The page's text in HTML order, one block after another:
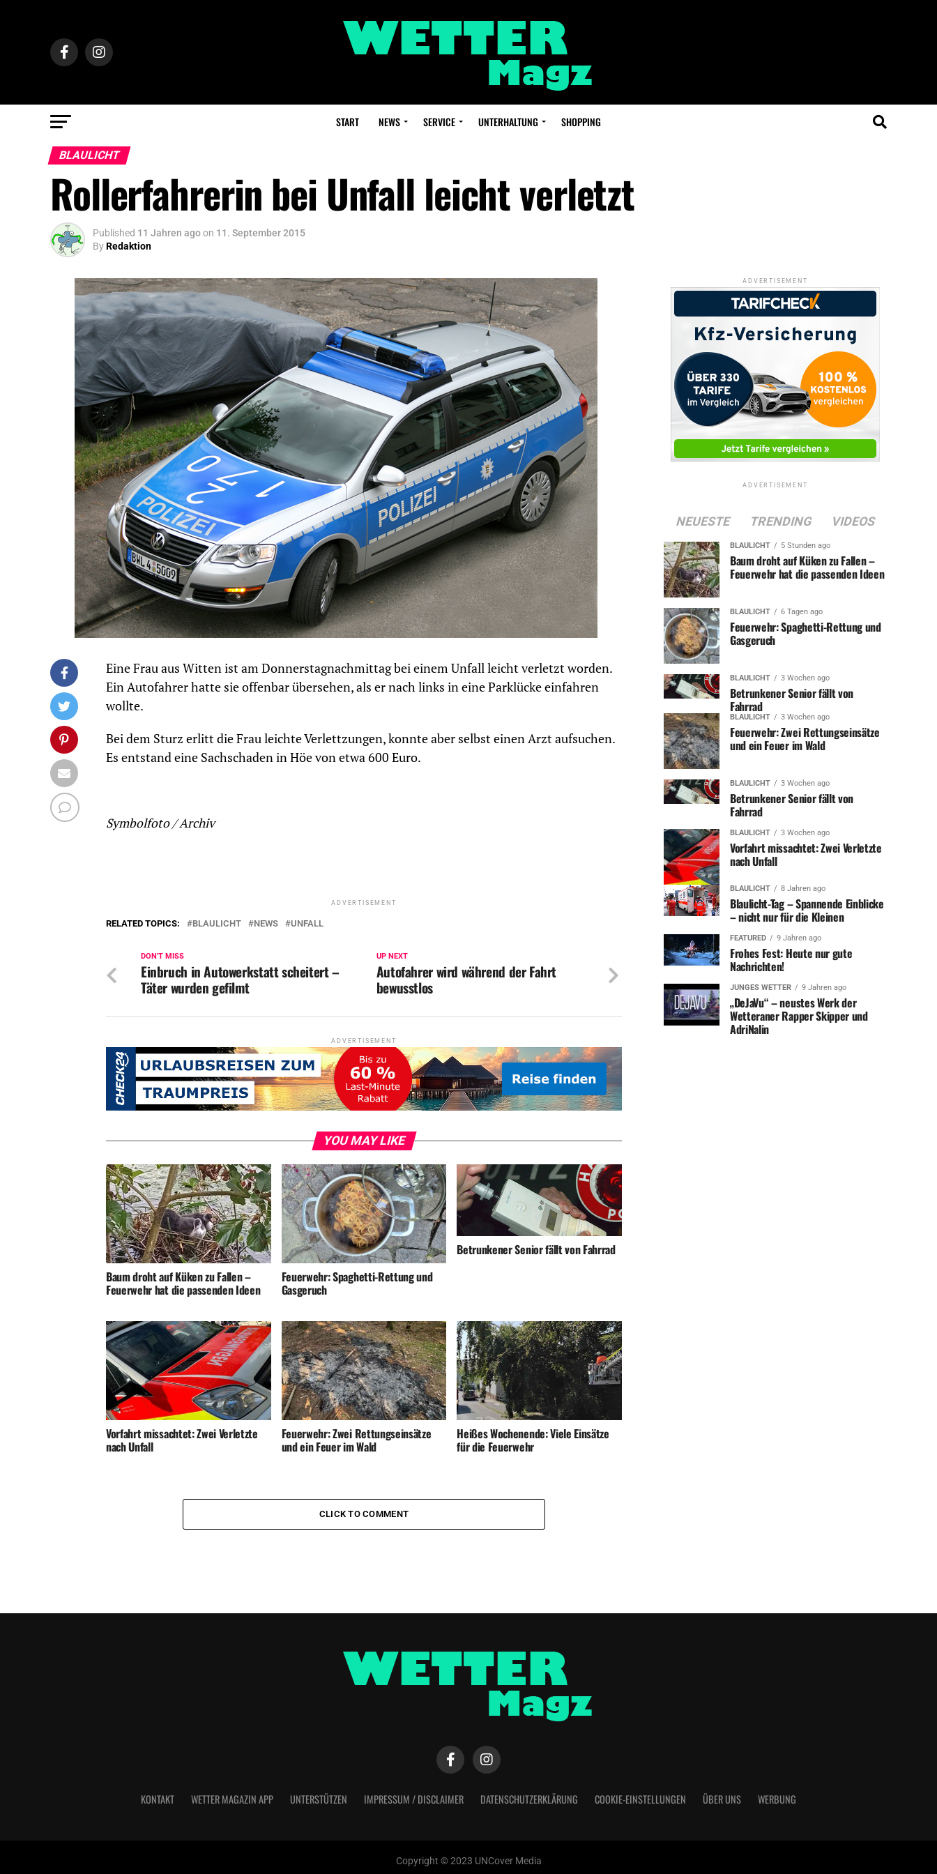
START NEWS SERVICE UNTERHALTUNG SHOPPING
BLAULICHT
Rollerfahrerin bei Unfall leicht verletzt
Published 11 Jahren agoon 11. September 2015
ByRedaktion
Eine Frau aus Witten ist am Donnerstagnachmittag bei einem Unfall leicht verletzt worden.
Ein Autofahrer hatte sie offenbar übersehen, als er nach links in eine Parklücke einfahren
wollte.
Bei dem Sturz erlitt die Frau leichte Verlettzungen, konnte aber selbst einen Arzt aufsuchen.
Es entstand eine Sachschaden in Höe von etwa 600 Euro.
Symbolfoto / Archiv
ADVERTISEMENT
RELATED TOPICS: BLAULICHT NEWS UNFALL
UP NEXT
Autofahrer wird während der Fahrt
bewusstlos
DON'T MISS
Einbruch in Autowerkstatt scheitert –
Täter wurden gefilmt
ADVERTISEMENT
YOU MAY LIKE
Baum droht auf Küken zu Fallen –
Feuerwehr hat die passenden Ideen
Feuerwehr: Spaghetti-Rettung und
Gasgeruch
Betrunkener Senior fällt von Fahrrad
Vorfahrt missachtet: Zwei Verletzte
nach Unfall
Feuerwehr: Zwei Rettungseinsätze
und ein Feuer im Wald
Heißes Wochenende: Viele Einsätze
für die Feuerwehr
CLICK TO COMMENT
ADVERTISEMENT
ADVERTISEMENT
NEUESTE TRENDING VIDEOS
BLAULICHT 5 Stunden ago
Baum droht auf Küken zu Fallen –
Feuerwehr hat die passenden Ideen
BLAULICHT 6 Tagen ago
Feuerwehr: Spaghetti-Rettung und
Gasgeruch
BLAULICHT 3 Wochen ago
Betrunkener Senior fällt von
Fahrrad
BLAULICHT 3 Wochen ago
Feuerwehr: Zwei Rettungseinsätze
und ein Feuer im Wald
BLAULICHT 3 Wochen ago
Betrunkener Senior fällt von
Fahrrad
BLAULICHT 3 Wochen ago
Vorfahrt missachtet: Zwei Verletzte
nach Unfall
BLAULICHT 8 Jahren ago
Blaulicht-Tag – Spannende Einblicke
– nicht nur für die Kleinen
FEATURED 9 Jahren ago
Frohes Fest: Heute nur gute
Nachrichten!
JUNGES WETTER 9 Jahren ago
„DeJaVu“ – neustes Werk der
Wetteraner Rapper Skipper und
AdriNalin
KONTAKT WETTER MAGAZIN APP UNTERSTÜTZEN IMPRESSUM / DISCLAIMER DATENSCHUTZERKLÄRUNG COOKIE-EINSTELLUNGEN ÜBER UNS WERBUNG
Copyright © 2023 UNCover Media